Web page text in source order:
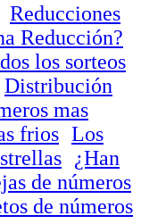
Reducciones
Reducción?
los sorteos
Distribución
mas
frios Los
¿Han
de números
de números